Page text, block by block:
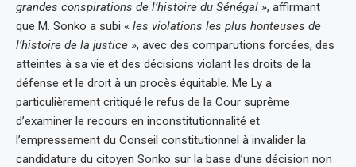
grandes conspirations de l’histoire du Sénégal », affirmant
que M. Sonko a subi « les violations les plus honteuses de
l’histoire de la justice », avec des comparutions forcées, des
atteintes à sa vie et des décisions violant les droits de la
défense et le droit à un procès équitable. Me Ly a
particulièrement critiqué le refus de la Cour suprême
d’examiner le recours en inconstitutionnalité et
l’empressement du Conseil constitutionnel à invalider la
candidature du citoyen Sonko sur la base d’une décision non